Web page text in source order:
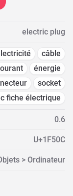
electric plug
câble
énergie
socket
fiche électrique
0.6
U+1F50C
> Ordinateur